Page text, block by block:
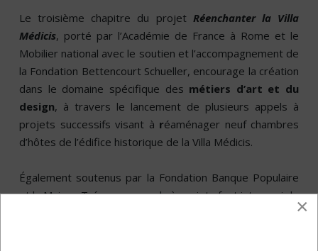
Le troisième chapitre du projet Réenchanter la Villa
Médicis, porté par l’Académie de France à Rome et le
Mobilier national avec le soutien et l’accompagnement de
la Fondation Bettencourt Schueller, encourage la création
dans le domaine spécifique des métiers d’art et du
design, à travers le lancement de plusieurs appels à
projets successifs visant à réaménager neuf chambres
d’hôtes de l’édifice historique de la Villa Médicis.
Également soutenus par la Fondation Banque Populaire
et la Maison Tréca, ces appels à projets font intervenir le
regard de designers, architectes et artistes×